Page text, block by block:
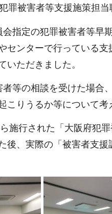
罪被害者等支援施策担
指定の犯罪被害者等早
センターで行っている
いただきました。
等の相談を受けた場合
こりうるか等について
施行された「大阪府犯
後、実際の「被害者支